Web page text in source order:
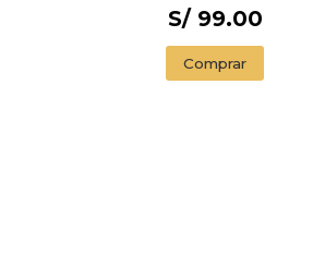
ILLUSTRADED
EDITION)
S/ 99.00
Comprar